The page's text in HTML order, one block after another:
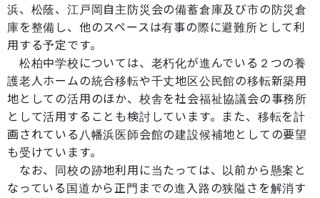
浜、松蔭、江戸岡自主防災会の備蓄倉庫及び市の防災倉
庫を整備し、他のスペースは有事の際に避難所として利
用する予定です。
松柏中学校については、老朽化が進んでいる２つの養
護老人ホームの統合移転や千丈地区公民館の移転新築用
地としての活用のほか、校舎を社会福祉協議会の事務所
として活用することも検討しています。また、移転を計
画されている八幡浜医師会館の建設候補地としての要望
も受けています。
なお、同校の跡地利用に当たっては、以前から懸案と
なっている国道から正門までの進入路の狭隘さを解消す